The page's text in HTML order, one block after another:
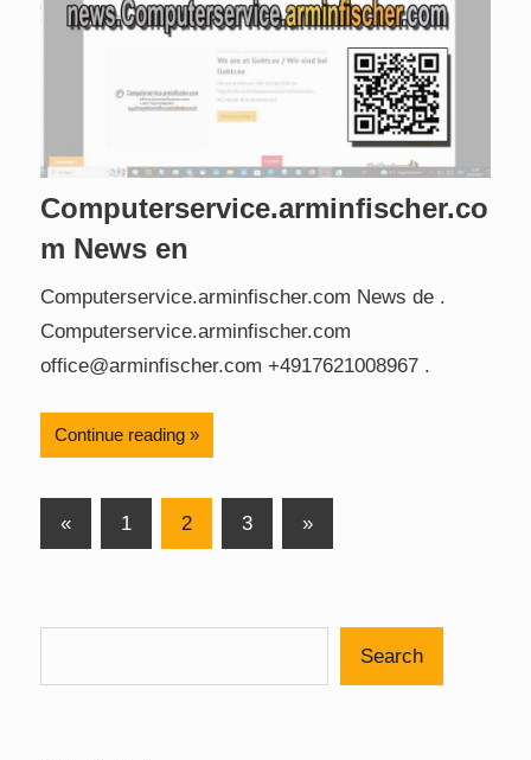
Computerservice.arminfischer.co
m News en
Computerservice.arminfischer.com News de .
Computerservice.arminfischer.com
office@arminfischer.com +4917621008967 .
Continue reading
Posts
«Previous
Posts
1 2 3
Next
Posts
»
Search